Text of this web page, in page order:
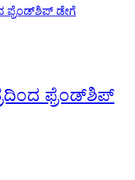
ಫ್ರೆಂಡ್‍ಶಿಪ್